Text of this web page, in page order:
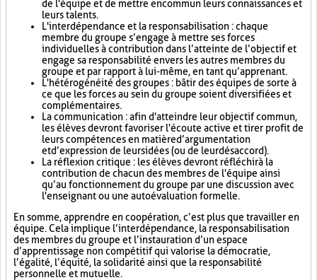
de l'équipe et de mettre en commun leurs connaissances et
leurs talents.
L'interdépendance et la responsabilisation : chaque
membre du groupe s’engage à mettre ses forces
individuelles à contribution dans l’atteinte de l’objectif et
engage sa responsabilité envers les autres membres du
groupe et par rapport à lui-même, en tant qu’apprenant.
L'hétérogénéité des groupes : bâtir des équipes de sorte à
ce que les forces au sein du groupe soient diversifiées et
complémentaires.
La communication : afin d'atteindre leur objectif commun,
les élèves devront favoriser l'écoute active et tirer profit de
leurs compétences en matière d’argumentation
et d’expression de leurs idées (ou de leur désaccord).
La réflexion critique : les élèves devront réfléchir à la
contribution de chacun des membres de l'équipe ainsi
qu’au fonctionnement du groupe par une discussion avec
l'enseignant ou une autoévaluation formelle.
En somme, apprendre en coopération, c’est plus que travailler en
équipe. Cela implique l’interdépendance, la responsabilisation
des membres du groupe et l’instauration d’un espace
d’apprentissage non compétitif qui valorise la démocratie,
l’égalité, l’équité, la solidarité ainsi que la responsabilité
personnelle et mutuelle.